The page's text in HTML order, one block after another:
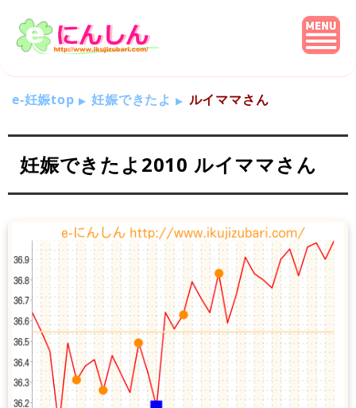
e-妊娠top 妊娠できたよ ルイママさん
妊娠できたよ2010 ルイママさん